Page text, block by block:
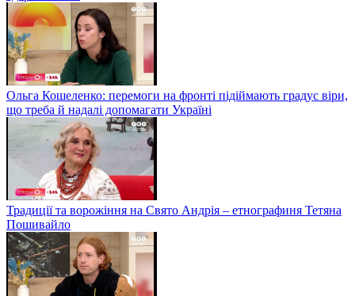
Ольга Кошеленко: перемоги на фронті підіймають градус віри,
що треба й надалі допомагати Україні
Традиції та ворожіння на Свято Андрія – етнографиня Тетяна
Пошивайло